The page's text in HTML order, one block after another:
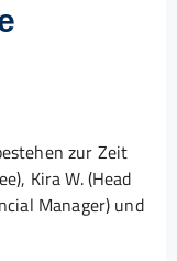
zur Zeit
Kira W. (Head
Manager) und